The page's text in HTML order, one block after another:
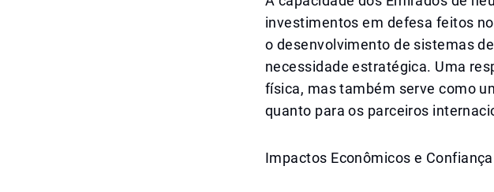
investimentos em defesa feitos
o desenvolvimento de sistemas
necessidade estratégica. Uma
física, mas também serve como
quanto para os parceiros
Impactos Econômicos e